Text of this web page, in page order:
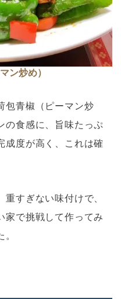
ン炒め）
包青椒（ピーマン炒
の食感に、旨味たっぷ
成度が高く、これは確
重すぎない味付けで、
家で挑戦して作ってみ